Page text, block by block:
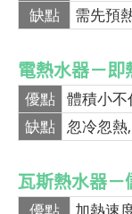
缺點
需先預
電熱水器－即
優點 體積小
缺點
忽冷忽
瓦斯熱水器－
優點
加熱速